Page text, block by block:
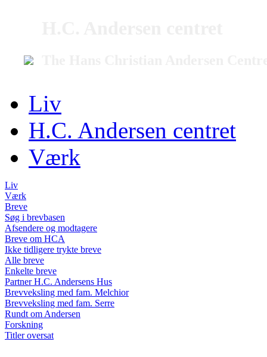
Liv
H.C. Andersen centret
Værk
Liv
Værk
Breve
Søg i brevbasen
Afsendere og modtagere
Breve om HCA
Ikke tidligere trykte breve
Alle breve
Enkelte breve
Partner H.C. Andersens Hus
Brevveksling med fam. Melchior
Brevveksling med fam. Serre
Rundt om Andersen
Forskning
Titler oversat